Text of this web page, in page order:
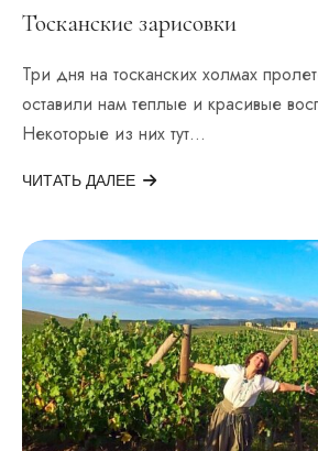
Тосканские зарисовки
Три дня на тосканских холмах
оставили нам теплые и красивые
Некоторые из них тут…
ЧИТАТЬ ДАЛЕЕ